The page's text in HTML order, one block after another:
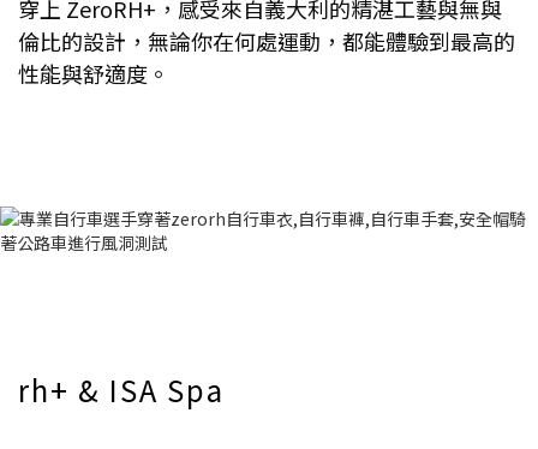
穿上 ZeroRH+，感受來自義大利的精湛工藝與無與
倫比的設計，無論你在何處運動，都能體驗到最高的
性能與舒適度。
rh+ & ISA Spa